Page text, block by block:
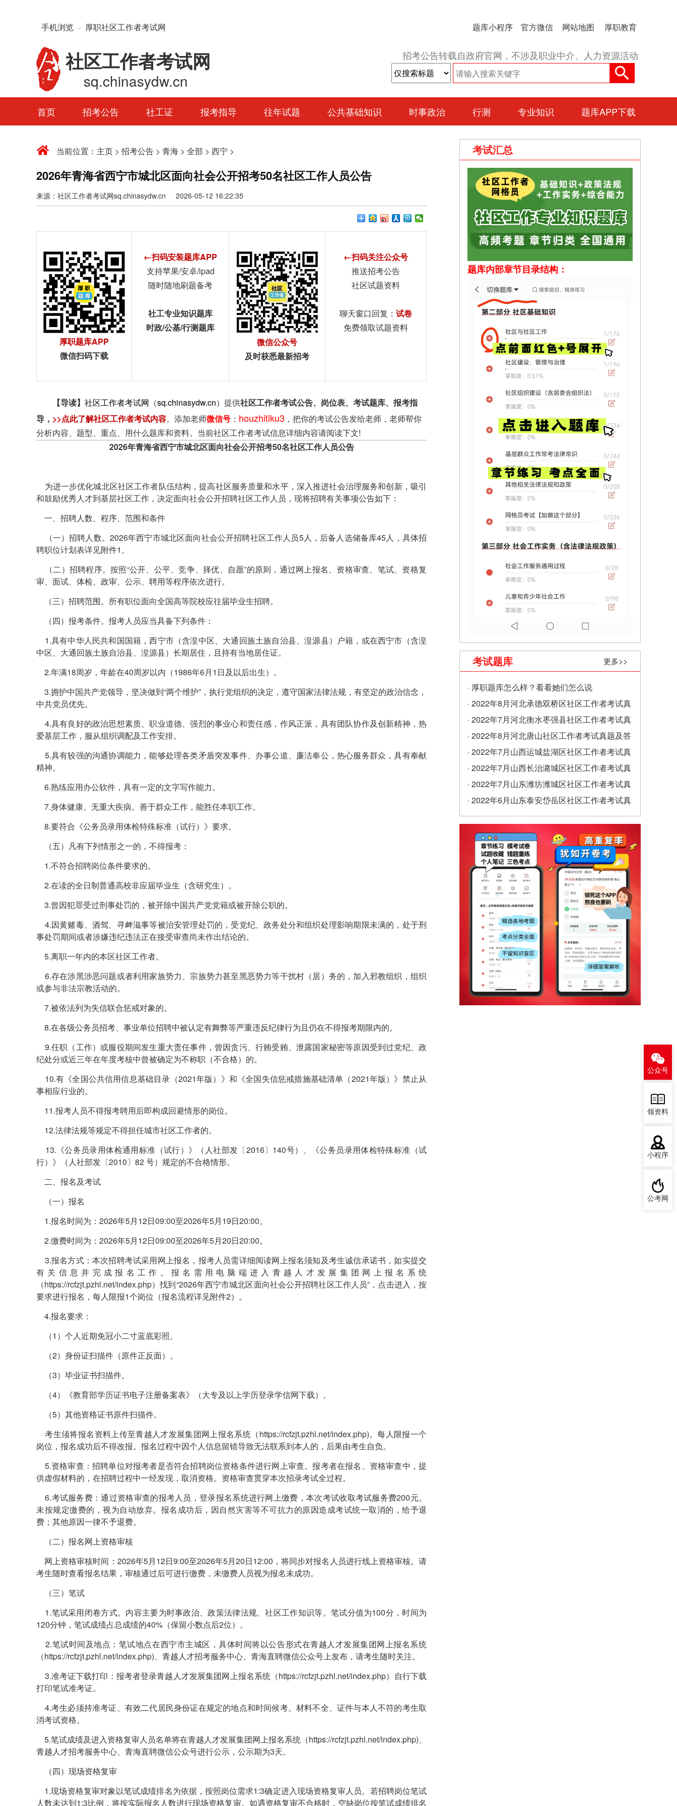
手机浏览 厚职社区工作者考试网 题库小程序 官方微信 网站地图 厚职教育
社区工作者考试网
sq.chinasydw.cn
招考公告转载自政府官网，不涉及职业中介、人力资源活动
首页 招考公告 社工证 报考指导 往年试题 公共基础知识 时事政治 行测 专业知识 题库APP下载
当前位置： 主页 > 招考公告 > 青海 > 全部 > 西宁 >
2026年青海省西宁市城北区面向社会公开招考50名社区工作人员公告
来源：社区工作者考试网sq.chinasydw.cn 2026-05-12 16:22:35
厚职题库APP
微信扫码下载
←扫码安装题库APP
支持苹果/安卓/ipad
随时随地刷题备考
社工专业知识题库
时政/公基/行测题库
微信公众号
及时获悉最新招考
←扫码关注公众号
推送招考公告
社区试题资料
聊天窗口回复： 试卷
免费领取试题资料
【导读】 社区工作者考试网 （sq.chinasydw.cn）提供社区工作者考试公告、岗位表、考试题库、报考指
导 ， >>点此了解社区工作者考试内容。添加老师微信号 ： houzhitiku3 ，把你的考试公告发给老师，老师帮你
分析内容、题型、重点、用什么题库和资料。当前社区工作者考试信息详细内容请阅读下文!
2026年青海省西宁市城北区面向社会公开招考50名社区工作人员公告
为进一步优化城北区社区工作者队伍结构，提高社区服务质量和水平，深入推进社会治理服务和创新，吸引
和鼓励优秀人才到基层社区工作，决定面向社会公开招聘社区工作人员，现将招聘有关事项公告如下：
一、招聘人数、程序、范围和条件
（一）招聘人数。2026年西宁市城北区面向社会公开招聘社区工作人员5人，后备人选储备库45人，具体招
聘职位计划表详见附件1。
（二）招聘程序。按照“公开、公平、竞争、择优、自愿”的原则，通过网上报名、资格审查、笔试、资格复
审、面试、体检、政审、公示、聘用等程序依次进行。
（三）招聘范围。所有职位面向全国高等院校应往届毕业生招聘。
（四）报考条件。报考人员应当具备下列条件：
1.具有中华人民共和国国籍，西宁市（含湟中区、大通回族土族自治县、湟源县）户籍，或在西宁市（含湟
中区、大通回族土族自治县、湟源县）长期居住，且持有当地居住证。
2.年满18周岁，年龄在40周岁以内（1986年6月1日及以后出生）。
3.拥护中国共产党领导，坚决做到“两个维护”，执行党组织的决定，遵守国家法律法规，有坚定的政治信念，
中共党员优先。
4.具有良好的政治思想素质、职业道德、强烈的事业心和责任感，作风正派，具有团队协作及创新精神，热
爱基层工作，服从组织调配及工作安排。
5.具有较强的沟通协调能力，能够处理各类矛盾突发事件、办事公道、廉洁奉公，热心服务群众，具有奉献
精神。
6.熟练应用办公软件，具有一定的文字写作能力。
7.身体健康、无重大疾病。善于群众工作，能胜任本职工作。
8.要符合《公务员录用体检特殊标准（试行）》要求。
（五）凡有下列情形之一的，不得报考：
1.不符合招聘岗位条件要求的。
2.在读的全日制普通高校非应届毕业生（含研究生）。
3.曾因犯罪受过刑事处罚的，被开除中国共产党党籍或被开除公职的。
4.因黄赌毒、酒驾、寻衅滋事等被治安管理处罚的，受党纪、政务处分和组织处理影响期限未满的，处于刑
事处罚期间或者涉嫌违纪违法正在接受审查尚未作出结论的。
5.离职一年内的本区社区工作者。
6.存在涉黑涉恶问题或者利用家族势力、宗族势力甚至黑恶势力等干扰村（居）务的，加入邪教组织，组织
或参与非法宗教活动的。
7.被依法列为失信联合惩戒对象的。
8.在各级公务员招考、事业单位招聘中被认定有舞弊等严重违反纪律行为且仍在不得报考期限内的。
9.任职（工作）或服役期间发生重大责任事件，曾因贪污、行贿受贿、泄露国家秘密等原因受到过党纪、政
纪处分或近三年在年度考核中曾被确定为不称职（不合格）的。
10.有《全国公共信用信息基础目录（2021年版）》和《全国失信惩戒措施基础清单（2021年版）》禁止从
事相应行业的。
11.报考人员不得报考聘用后即构成回避情形的岗位。
12.法律法规等规定不得担任城市社区工作者的。
13.《公务员录用体检通用标准（试行）》（人社部发〔2016〕140号）、《公务员录用体检特殊标准（试
行）》（人社部发〔2010〕82 号）规定的不合格情形。
二、报名及考试
（一）报名
1.报名时间为：2026年5月12日09:00至2026年5月19日20:00。
2.缴费时间为：2026年5月12日09:00至2026年5月20日20:00。
3.报名方式：本次招聘考试采用网上报名，报考人员需详细阅读网上报名须知及考生诚信承诺书，如实提交
有关信息并完成报名工作。报名需用电脑端进入青越人才发展集团网上报名系统
（https://rcfzjt.pzhl.net/index.php）找到“2026年西宁市城北区面向社会公开招聘社区工作人员”，点击进入，按
要求进行报名，每人限报1个岗位（报名流程详见附件2）。
4.报名要求：
（1）个人近期免冠小二寸蓝底彩照。
（2）身份证扫描件（原件正反面）。
（3）毕业证书扫描件。
（4）《教育部学历证书电子注册备案表》（大专及以上学历登录学信网下载）。
（5）其他资格证书原件扫描件。
考生须将报名资料上传至青越人才发展集团网上报名系统（https://rcfzjt.pzhl.net/index.php)。每人限报一个
岗位，报名成功后不得改报。报名过程中因个人信息留错导致无法联系到本人的，后果由考生自负。
5.资格审查：招聘单位对报考者是否符合招聘岗位资格条件进行网上审查。报考者在报名、资格审查中，提
供虚假材料的，在招聘过程中一经发现，取消资格。资格审查贯穿本次招录考试全过程。
6.考试服务费：通过资格审查的报考人员，登录报名系统进行网上缴费，本次考试收取考试服务费200元。
未按规定缴费的，视为自动放弃。报名成功后，因自然灾害等不可抗力的原因造成考试统一取消的，给予退
费；其他原因一律不予退费。
（二）报名网上资格审核
网上资格审核时间：2026年5月12日9:00至2026年5月20日12:00，将同步对报名人员进行线上资格审核。请
考生随时查看报名结果，审核通过后可进行缴费，未缴费人员视为报名未成功。
（三）笔试
1.笔试采用闭卷方式。内容主要为时事政治、政策法律法规、社区工作知识等。笔试分值为100分，时间为
120分钟，笔试成绩占总成绩的40%（保留小数点后2位）。
2.笔试时间及地点：笔试地点在西宁市主城区，具体时间将以公告形式在青越人才发展集团网上报名系统
（https://rcfzjt.pzhl.net/index.php)、青越人才招考服务中心、青海直聘微信公众号上发布，请考生随时关注。
3.准考证下载打印：报考者登录青越人才发展集团网上报名系统（https://rcfzjt.pzhl.net/index.php）自行下载
打印笔试准考证。
4.考生必须持准考证、有效二代居民身份证在规定的地点和时间候考。材料不全、证件与本人不符的考生取
消考试资格。
5.笔试成绩及进入资格复审人员名单将在青越人才发展集团网上报名系统（https://rcfzjt.pzhl.net/index.php)、
青越人才招考服务中心、青海直聘微信公众号进行公示，公示期为3天。
（四）现场资格复审
1.现场资格复审对象以笔试成绩排名为依据，按照岗位需求1:3确定进入现场资格复审人员。若招聘岗位笔试
人数未达到1:3比例，将按实际报名人数进行现场资格复审。如遇资格复审不合格时，空缺岗位按笔试成绩排名
考试汇总
题库内部章节目录结构：
考试题库 更多>>
· 厚职题库怎么样？看看她们怎么说
· 2022年8月河北承德双桥区社区工作者考试真
题及答案（精选）
· 2022年7月河北衡水枣强县社区工作者考试真
题及答案
· 2022年8月河北唐山社区工作者考试真题及答
案
· 2022年7月山西运城盐湖区社区工作者考试真
题及答案
· 2022年7月山西长治潞城区社区工作者考试真
题及答案
· 2022年7月山东潍坊潍城区社区工作者考试真
题及答案
· 2022年6月山东泰安岱岳区社区工作者考试真
题及答案（精选）
公众号
领资料
小程序
公考网